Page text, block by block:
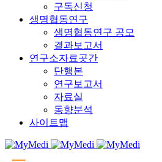
구독신청
생명협동연구
생명협동연구 공모
결과보고서
연구소자료곳간
단행본
연구보고서
자료실
동향분석
사이트맵